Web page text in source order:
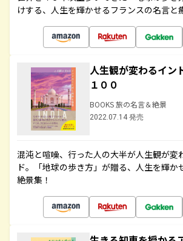
けする、人生を輝かせるフランスの名言と
人生観が変わるイン
１００
BOOKS 旅の名言＆絶景
2022.07.14 発売
混沌と喧噪、行った人の大半が人生観が変
ド。「地球の歩き方」が贈る、人生を輝か
絶景集！